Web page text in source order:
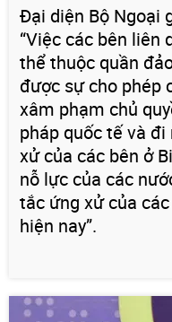
Đại diện Bộ Ngoại
“Việc các bên liên
thể thuộc quần
được sự cho phép
xâm phạm chủ
pháp quốc tế và
xử của các bên ở
nỗ lực của các
tắc ứng xử của
hiện nay”.